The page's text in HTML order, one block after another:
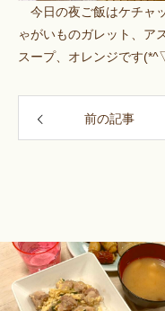
今日の夜ご飯はケチャ
ゃがいものガレット、ア
スープ、オレンジです
前の記事